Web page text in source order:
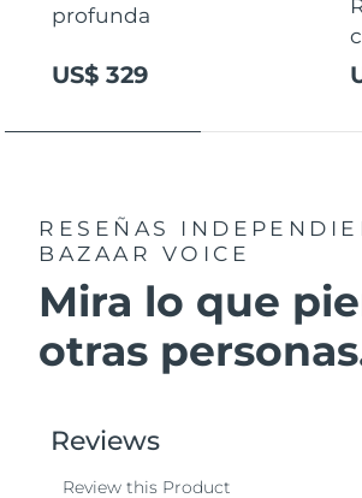
profunda
US$ 329
RESEÑAS
BAZAAR VOICE
Mira lo que
otras